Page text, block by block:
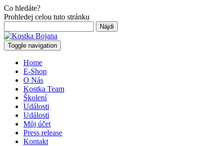
Co hledáte?
Prohledej celou tuto stránku
Toggle navigation
Home
E-Shop
O Nás
Kostka Team
Školení
Události
Události
Můj účet
Press release
Kontakt